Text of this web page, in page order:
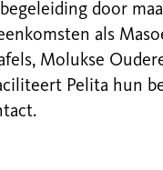
door
als
Molukse
Pelita hun